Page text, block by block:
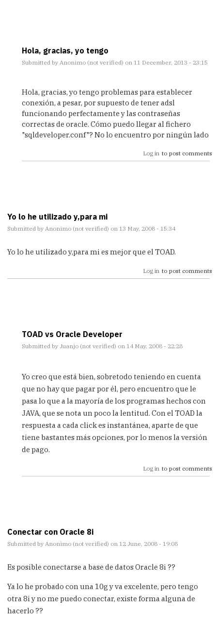
Hola, gracias, yo tengo
Submitted by Anonimo (not verified) on 11 December, 2013 - 23:15
reply
cierto..
by
Drakon
Hola, gracias, yo tengo problemas para establecer
conexión, a pesar, por supuesto de tener adsl
funcionando perfectamente y las contraseñas
correctas de oracle. Cómo puedo llegar al fichero
"sqldeveloper.conf"? No lo encuentro por ningún lado
Log in to post comments
Yo lo he utilizado y,para mi
Submitted by Anonimo (not verified) on 13 May, 2008 - 15:34
Yo lo he utilizado y,para mi es mejor que el TOAD.
Log in to post comments
TOAD vs Oracle Developer
Submitted by Juanjo (not verified) on 14 May, 2008 - 22:28
reply
Yo
lo
he
y,para
mi
by
Yo creo que está bien, sobretodo teniendo en cuenta
que no hay que pagar por él, pero encuentro que le
pasa lo que a la mayoría de los programas hechos con
JAVA, que se nota un poco la lentitud. Con el TOAD la
respuesta a cada click es instantánea, aparte de que
tiene bastantes más opciones, por lo menos la versión
de pago.
Log in to post comments
Conectar con Oracle 8i
Submitted by Anonimo (not verified) on 12 June, 2008 - 19:08
Es posible conectarse a base de datos Oracle 8i ??
Ya lo he probado con una 10g y va excelente, pero tengo
otra 8i y no me puedo conectar, existe forma alguna de
hacerlo ??